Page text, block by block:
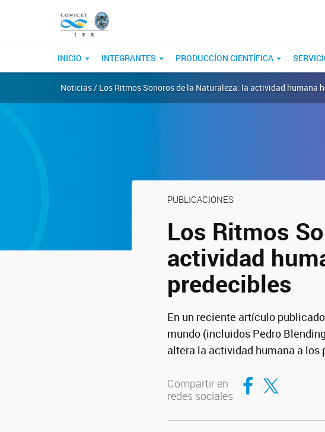
INICIO INTEGRANTES PRODUCCÍON CIENTÍFICA
Noticias / Los Ritmos Sonoros de la Naturaleza: la actividad humana
PUBLICACIONES
Los Ritmos
actividad
predecibles
En un reciente artículo
mundo (incluidos Pedro
altera la actividad humana a los
Compartir en
redes sociales
Compartir en Facebook
Compartir en Twitter